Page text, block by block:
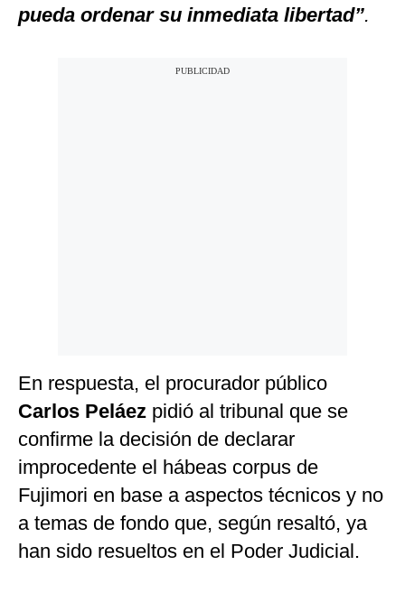
pueda ordenar su inmediata libertad”.
En respuesta, el procurador público
Carlos Peláez pidió al tribunal que se
confirme la decisión de declarar
improcedente el hábeas corpus de
Fujimori en base a aspectos técnicos y no
a temas de fondo que, según resaltó, ya
han sido resueltos en el Poder Judicial.